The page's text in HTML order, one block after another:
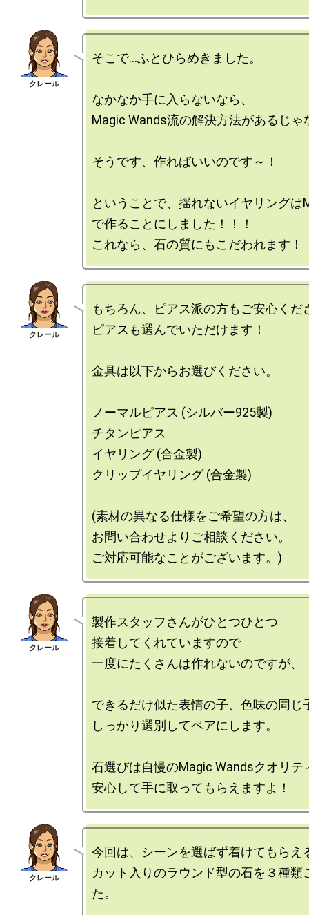
そこで…ふとひらめきました。
なかなか手に入らないなら、
Magic Wands流の解決方法があるじゃ
そうです、作ればいいのです～！
ということで、揺れないイヤリングは
で作ることにしました！！！
もちろん、ピアス派の方もご安心くだ
ピアスも選んでいただけます！
金具は以下からお選びください。
ノーマルピアス (シルバー925製)
チタンピアス
イヤリング (合金製)
クリップイヤリング (合金製)
(素材の異なる仕様をご希望の方は、
お問い合わせよりご相談ください。
製作スタッフさんがひとつひとつ
接着してくれていますので
一度にたくさんは作れないのですが、
できるだけ似た表情の子、色味の同じ
しっかり選別してペアにします。
石選びは自慢のMagic Wandsクオリテ
今回は、シーンを選ばず着けてもらえ
カット入りのラウンド型の石を３種類
た。